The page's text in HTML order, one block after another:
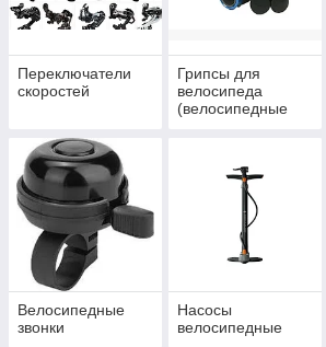
Переключатели
скоростей
Грипсы для
велосипеда
(велосипедные
Велосипедные
звонки
Насосы
велосипедные